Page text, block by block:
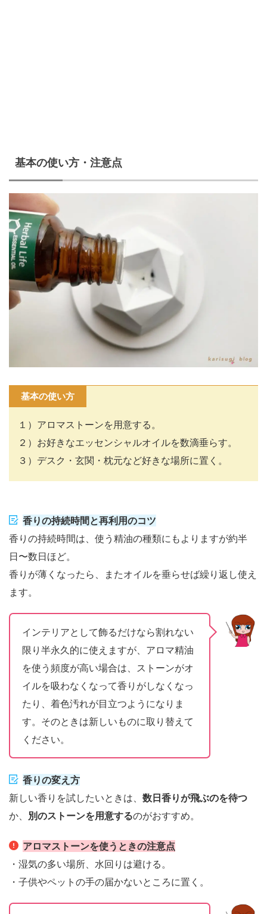
基本の使い方・注意点
基本の使い方
１）アロマストーンを用意する。
２）お好きなエッセンシャルオイルを数滴垂らす。
３）デスク・玄関・枕元など好きな場所に置く。
香りの持続時間と再利用のコツ
香りの持続時間は、使う精油の種類にもよりますが約半
日〜数日ほど。
香りが薄くなったら、またオイルを垂らせば繰り返し使え
ます。
インテリアとして飾るだけなら割れない
限り半永久的に使えますが、アロマ精油
を使う頻度が高い場合は、ストーンがオ
イルを吸わなくなって香りがしなくなっ
たり、着色汚れが目立つようになりま
す。そのときは新しいものに取り替えて
ください。
香りの変え方
新しい香りを試したいときは、 数日香りが飛ぶのを待つ
か、 別のストーンを用意するのがおすすめ。
アロマストーンを使うときの注意点
・湿気の多い場所、水回りは避ける。
・子供やペットの手の届かないところに置く。